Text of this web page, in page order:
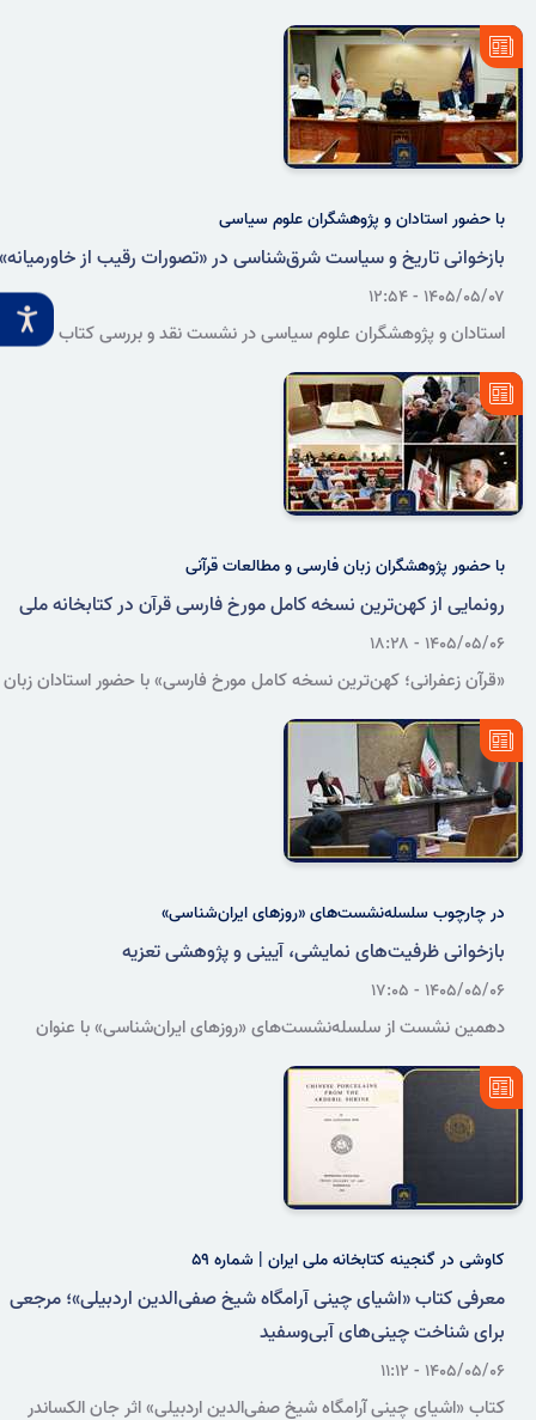
ملی ایران برگزار شد. در این نشست، سخنرانان با بررسی ویژگی‌های ادبی
این اثر، بر ضرورت بازشناسی شعر فارسی در هند و احیای میراث مشترک
فرهنگی دو کشور تأکید کردند.
با حضور استادان و پژوهشگران علوم سیاسی
بازخوانی تاریخ و سیاست شرق‌شناسی در «تصورات رقیب از
۱۴۰۵/۰۵/۰۷ - ۱۲:۵۴
استادان و پژوهشگران علوم سیاسی در نشست نقد و بررسی کتاب
تولید دانش، قدرت سیاسی و بازنمایی غرب از خاورمیانه و جهان اسلام را
بررسی کردند.
با حضور پژوهشگران زبان فارسی و مطالعات قرآنی
رونمایی از کهن‌ترین نسخه کامل مورخ فارسی قرآن در کتابخانه ملی
۱۴۰۵/۰۵/۰۶ - ۱۸:۲۸
«قرآن زعفرانی؛ کهن‌ترین نسخه کامل مورخ فارسی» با حضور استادان زبان
اسناد و کتابخانه ملی ایران رونمایی شد.
در چارچوب سلسله‌نشست‌های «روزهای ایران‌شناسی»
بازخوانی ظرفیت‌های نمایشی، آیینی و پژوهشی تعزیه
۱۴۰۵/۰۵/۰۶ - ۱۷:۰۵
دهمین نشست از سلسله‌نشست‌های «روزهای ایران‌شناسی» با عنوان
حضور جمعی از پژوهشگران و هنرمندان در سازمان اسناد و کتابخانه ملی
ایران برگزار شد.
کاوشی در گنجینه کتابخانه ملی ایران | شماره ۵۹
معرفی کتاب «اشیای چینی آرامگاه شیخ صفی‌الدین اردبیلی»؛ مرجعی
برای شناخت چینی‌های آبی‌وسفید
۱۴۰۵/۰۵/۰۶ - ۱۱:۱۲
کتاب «اشیای چینی آرامگاه شیخ صفی‌الدین اردبیلی» اثر جان الکساندر